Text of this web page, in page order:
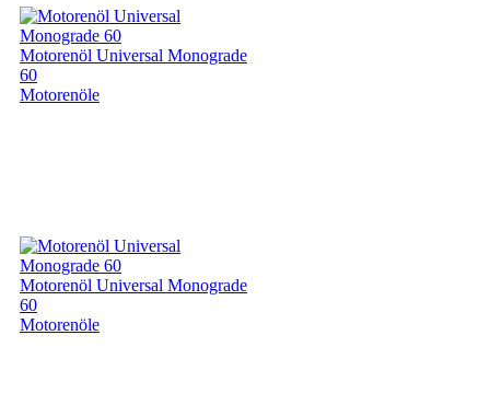
Motorenöl Universal Monograde
60
Motorenöle
Motorenöl Universal Monograde
60
Motorenöle